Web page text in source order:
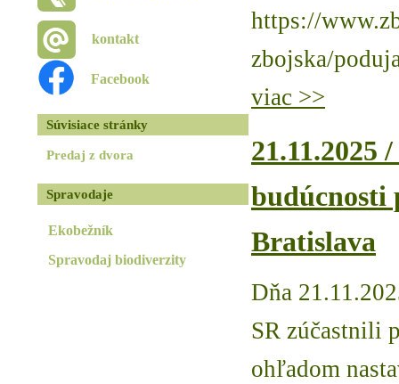
kontakt
Facebook
Súvisiace stránky
Predaj z dvora
Spravodaje
Ekobežník
Spravodaj biodiverzity
https://
zbojska/
viac >>
21.11.2025
budúcnosti
Bratislava
Dňa
SR zúčastnili
ohľadom